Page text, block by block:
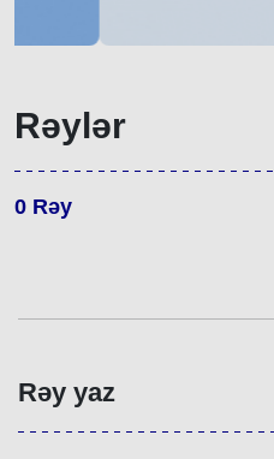
Rəylər
0 Rəy
Rəy yaz